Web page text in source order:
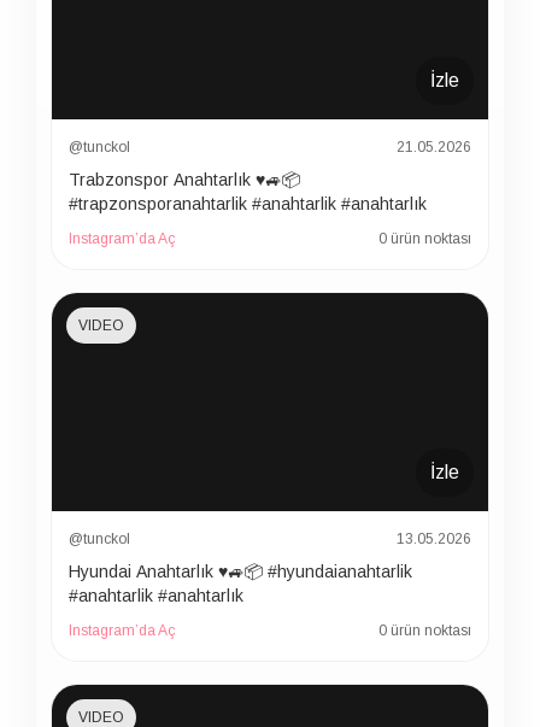
İzle
@tunckol 21.05.2026
Trabzonspor Anahtarlık ♥️🚙📦
#trapzonsporanahtarlik #anahtarlik #anahtarlık
Instagram’da Aç 0 ürün noktası
İzle
VIDEO
@tunckol 13.05.2026
Hyundai Anahtarlık ♥️🚙📦 #hyundaianahtarlik
#anahtarlik #anahtarlık
Instagram’da Aç 0 ürün noktası
VIDEO